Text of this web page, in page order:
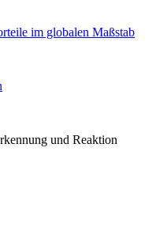
im globalen Maßstab
und Reaktion